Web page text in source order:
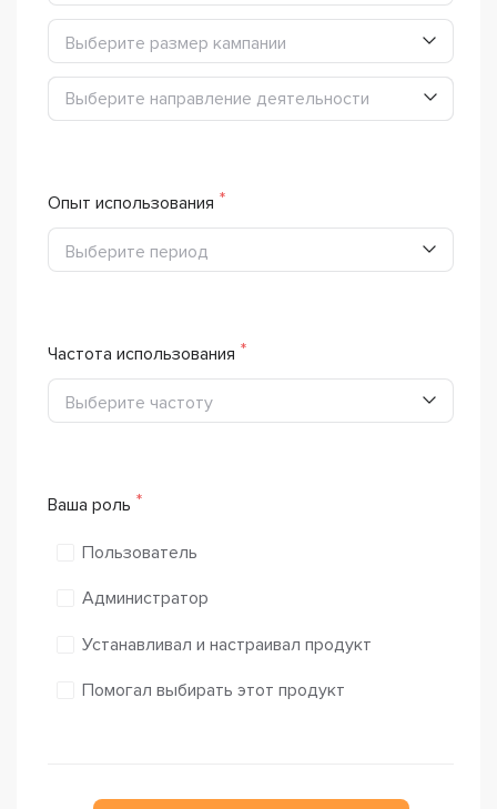
Выберите размер кампании
Выберите направление деятельности
Выберите направление деятельности
Опыт использования
Выберите период
Частота использования
Выберите частоту
Ваша роль
Пользователь
Администратор
Устанавливал и настраивал продукт
Помогал выбирать этот продукт